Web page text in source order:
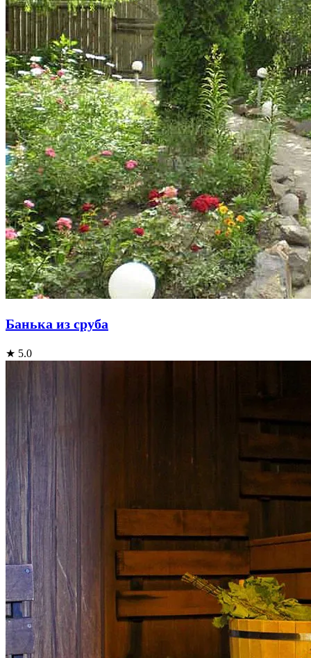
Банька из сруба
★ 5.0